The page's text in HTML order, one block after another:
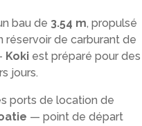
bau de 3.54 m, propulsé
réservoir de carburant de
Koki est préparé pour des
jours.
ports de location de
— point de départ